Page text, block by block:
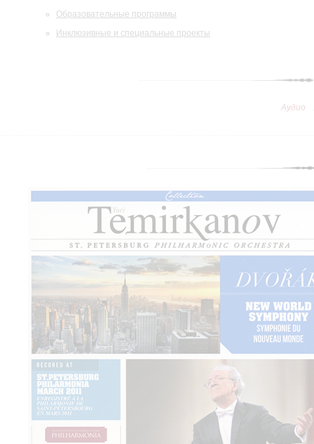
Образовательные программы
Инклюзивные и специальные проекты
Аудио